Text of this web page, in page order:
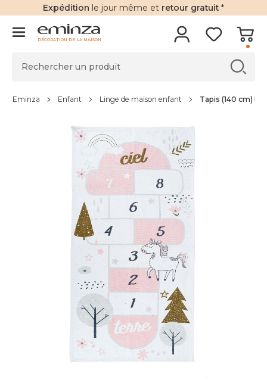
Expédition le jour même et retour gratuit *
DÉCORATION DE LA MAISON
Eminza Enfant Linge de maison enfant Tapis (140 cm)